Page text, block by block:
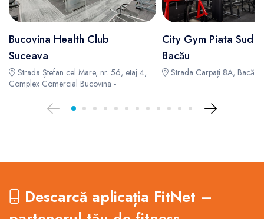
Bucovina Health Club
Suceava
Strada Ștefan cel Mare, nr. 56, etaj 4,
Complex Comercial Bucovina -
City Gym Piata Sud
Bacău
Strada Carpați 8A, Bacău -
Descarcă aplicația FitNet –